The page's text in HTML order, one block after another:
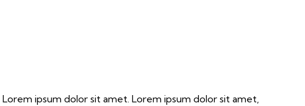
ipsum dolor sit amet. Lorem ipsum dolor sit amet,